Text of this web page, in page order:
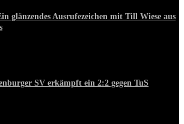
glänzendes Ausrufezeichen mit Till Wiese aus
SV erkämpft ein 2:2 gegen TuS